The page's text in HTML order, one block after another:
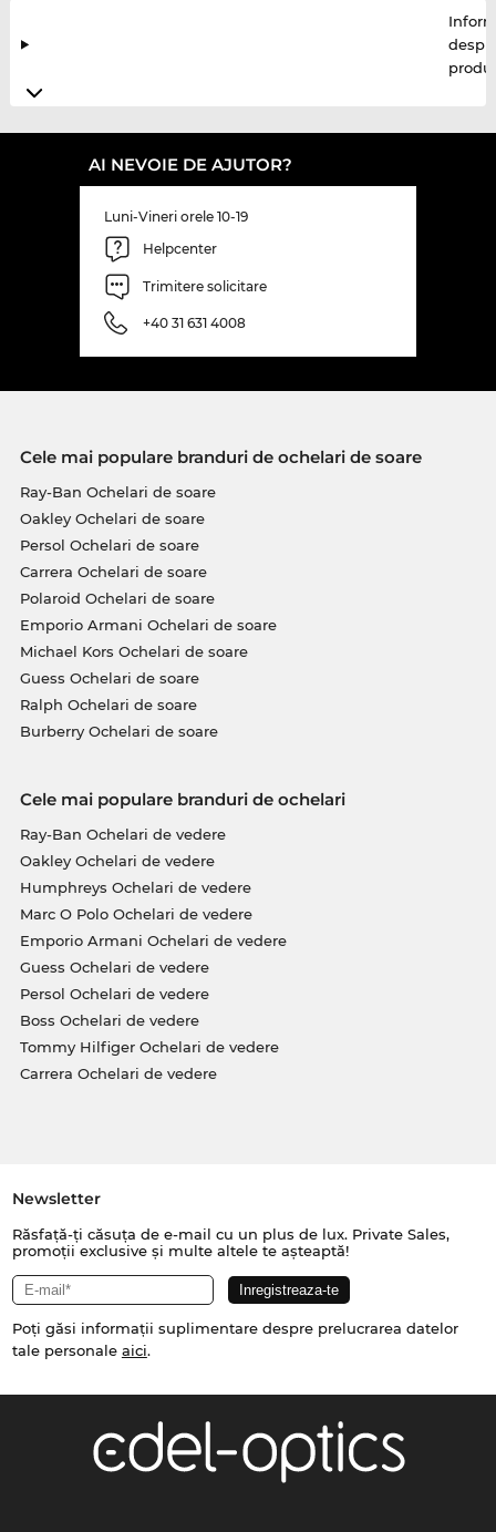
AI NEVOIE DE AJUTOR?
Luni-Vineri orele 10-19
Helpcenter
Trimitere solicitare
+40 31 631 4008
Cele mai populare branduri de ochelari de soare
Ray-Ban Ochelari de soare
Oakley Ochelari de soare
Persol Ochelari de soare
Carrera Ochelari de soare
Polaroid Ochelari de soare
Emporio Armani Ochelari de soare
Michael Kors Ochelari de soare
Guess Ochelari de soare
Ralph Ochelari de soare
Burberry Ochelari de soare
Cele mai populare branduri de ochelari
Ray-Ban Ochelari de vedere
Oakley Ochelari de vedere
Humphreys Ochelari de vedere
Marc O Polo Ochelari de vedere
Emporio Armani Ochelari de vedere
Guess Ochelari de vedere
Persol Ochelari de vedere
Boss Ochelari de vedere
Tommy Hilfiger Ochelari de vedere
Carrera Ochelari de vedere
Newsletter
Răsfață-ți căsuța de e-mail cu un plus de lux. Private Sales,
promoții exclusive și multe altele te așteaptă!
Poți găsi informații suplimentare despre prelucrarea datelor
tale personale aici.